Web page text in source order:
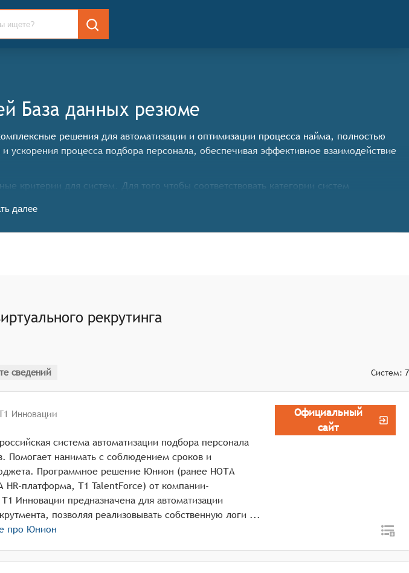
База данных резюме
решения для автоматизации и оптимизации процесса найма, полностью
процесса подбора персонала, обеспечивая эффективное взаимодействие
критерии для систем. Для того чтобы соответствовать категории систем
и оценки кандидатов, включая тесты на профессиональные навыки,
могут общаться с представителями компаний в режиме реального времени,
далее
рекрутинга
сведений Систем: 7
Инновации
система автоматизации подбора персонала
Помогает нанимать с соблюдением сроков и
Программное решение Юнион (ранее НОТА
платформа, Т1 TalentForce) от компании-
Т1 Инновации предназначена для автоматизации
процессов рекрутмента, позволяя реализовывать собственную логи ...
про Юнион
Официальный
сайт